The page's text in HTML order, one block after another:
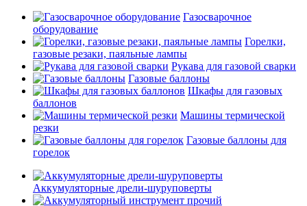
Газосварочное
оборудование
Горелки,
газовые резаки, паяльные лампы
Рукава для газовой сварки
Газовые баллоны
Шкафы для газовых
баллонов
Машины термической
резки
Газовые баллоны для
горелок
Аккумуляторные дрели-шуруповерты